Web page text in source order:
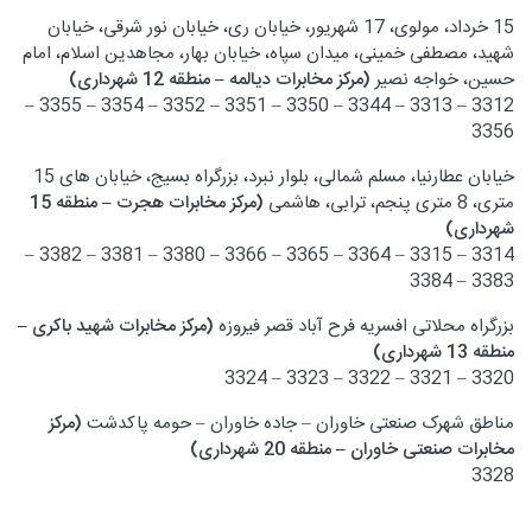
15 خرداد، مولوی، 17 شهریور، خیابان ری، خیابان نور شرقی، خیابان
شهید، مصطفی خمینی، میدان سپاه، خیابان بهار، مجاهدین اسلام، امام
حسین، خواجه نصیر(مرکز مخابرات دیالمه – منطقه 12 شهرداری)
3312 – 3313 – 3344 – 3350 – 3351 – 3352 – 3354 – 3355 –
3356
خیابان عطارنیا، مسلم شمالی، بلوار نبرد، بزرگراه بسیج، خیابان های 15
متری، 8 متری پنجم، ترابی، هاشمی
(مرکز مخابرات هجرت – منطقه 15
شهرداری)
3314 – 3315 – 3364 – 3365 – 3366 – 3380 – 3381 – 3382 –
3383 – 3384
بزرگراه محلاتی افسریه فرح آباد قصر فیروزه (مرکز مخابرات شهید باکری –
منطقه 13 شهرداری)
3320 – 3321 – 3322 – 3323 – 3324
مناطق شهرک صنعتی خاوران – جاده خاوران – حومه پاکدشت (مرکز
مخابرات صنعتی خاوران – منطقه 20 شهرداری)
3328